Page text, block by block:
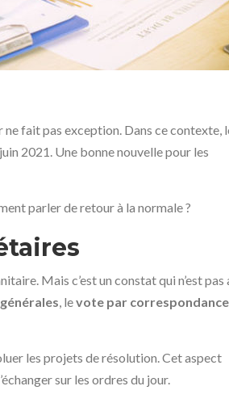
fait pas exception. Dans ce contexte,
2021. Une bonne nouvelle pour les
parler de retour à la normale ?
Mais c’est un constat qui n’est pas
, levote par correspondance
les projets de résolution. Cet aspect
sur les ordres du jour.